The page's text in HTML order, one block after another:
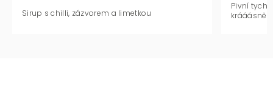
Pivní
krááásně